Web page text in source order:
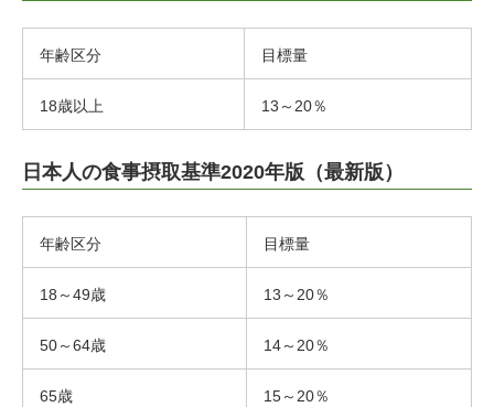
年齢区分 目標量
18歳以上 13～20％
日本人の食事摂取基準2020年版（最新版）
年齢区分 目標量
18～49歳 13～20％
50～64歳 14～20％
65歳 15～20％